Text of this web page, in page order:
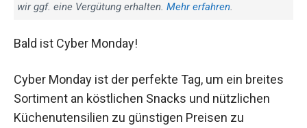
wir ggf. eine Vergütung erhalten. Mehr erfahren.
Bald ist Cyber Monday!
Cyber Monday ist der perfekte Tag, um ein breites
Sortiment an köstlichen Snacks und nützlichen
Küchenutensilien zu günstigen Preisen zu